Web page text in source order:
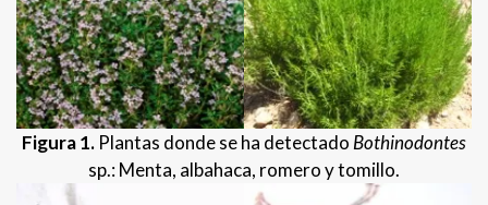
Figura 1. Plantas donde se ha detectado Bothinodontes
sp.: Menta, albahaca, romero y tomillo.